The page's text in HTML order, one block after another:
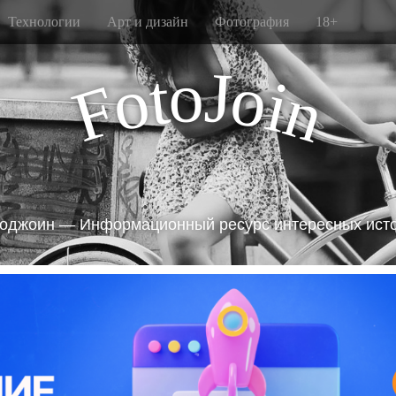
Технологии Арт и дизайн Фотография 18+
FotoJoin
— Информационный ресурс интересных